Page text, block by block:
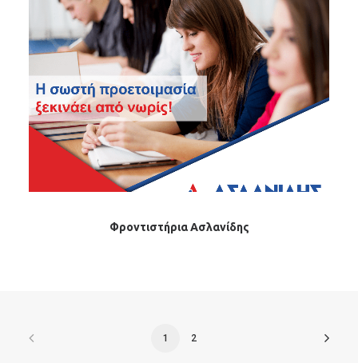
Φροντιστήρια Ασλανίδης
1 2